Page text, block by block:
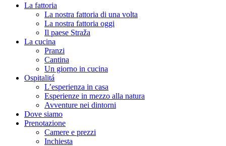
La fattoria
La nostra fattoria di una volta
La nostra fattoria oggi
Il paese Straža
La cucina
Pranzi
Cantina
Un giorno in cucina
Ospitalitá
L’esperienza in casa
Esperienze in mezzo alla natura
Avventure nei dintorni
Dove siamo
Prenotazione
Camere e prezzi
Inchiesta